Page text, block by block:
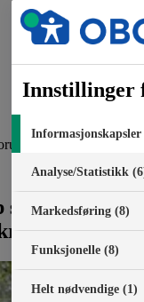
flom, overvann og
som kan
Innstillinger
Analyse/Statistikk
Markedsføring (8)
Funksjonelle (8)
Helt nødvendige (1)